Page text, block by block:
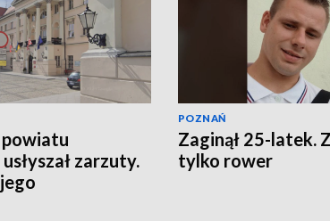
zarzuty.
POZNAŃ
Zaginął 25-latek.
tylko rower